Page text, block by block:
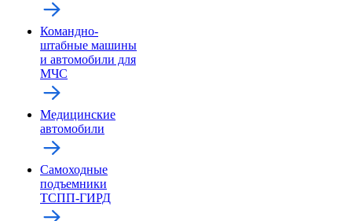
Командно-
штабные машины
и автомобили для
МЧС
Медицинские
автомобили
Самоходные
подъемники
ТСПП-ГИРД